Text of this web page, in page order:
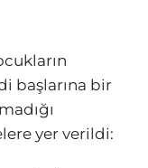
başlarına bir
yer verildi: